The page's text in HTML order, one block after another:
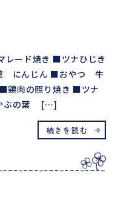
レード焼き ■ツナひじき
にんじん ■おやつ 牛
鶏肉の照り焼き ■ツナ
ぶの葉 […]
続きを読む